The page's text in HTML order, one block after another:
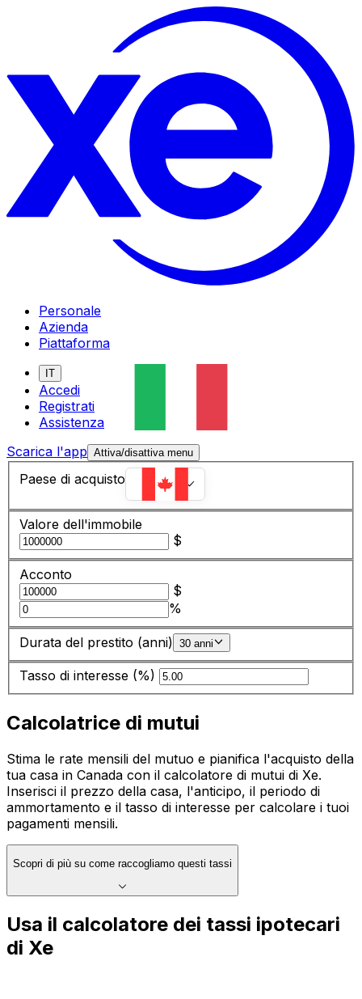
Personale
Azienda
Piattaforma
IT
Accedi
Registrati
Assistenza
Scarica l'app Attiva/disattiva menu
Paese di acquisto Canada
Valore dell'immobile
$
Acconto
$
%
Durata del prestito (anni) 30 anni
Tasso di interesse (%)
Calcolatrice di mutui
Stima le rate mensili del mutuo e pianifica l'acquisto della
tua casa in Canada con il calcolatore di mutui di Xe.
Inserisci il prezzo della casa, l'anticipo, il periodo di
ammortamento e il tasso di interesse per calcolare i tuoi
pagamenti mensili.
Scopri di più su come raccogliamo questi tassi
Usa il calcolatore dei tassi ipotecari
di Xe